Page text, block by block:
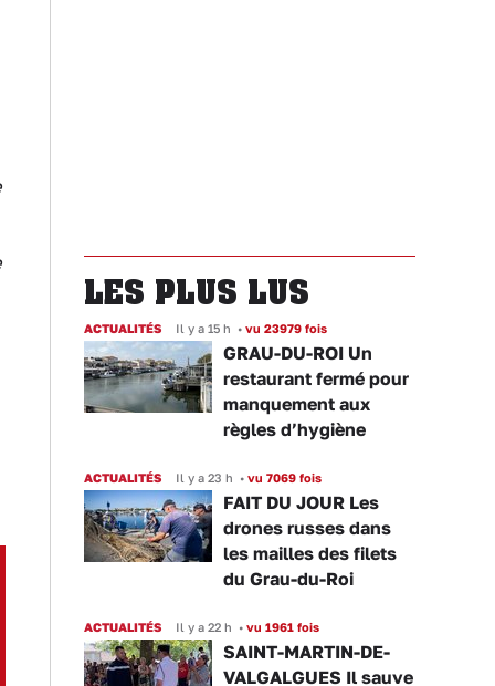
LES PLUS LUS
ACTUALITÉS Il y a 15 h • vu 23979 fois
GRAU-DU-ROI Un
restaurant fermé pour
manquement aux
règles d’hygiène
ACTUALITÉS Il y a 23 h • vu 7069 fois
FAIT DU JOUR Les
drones russes dans
les mailles des filets
du Grau-du-Roi
ACTUALITÉS Il y a 22 h • vu 1961 fois
SAINT-MARTIN-DE-
VALGALGUES Il sauve